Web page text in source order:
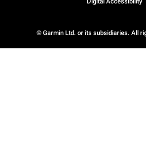
© Garmin Ltd. or its subsidiaries. All